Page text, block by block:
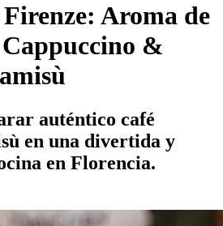
Aroma de
&
auténtico café
en una divertida y
en Florencia.